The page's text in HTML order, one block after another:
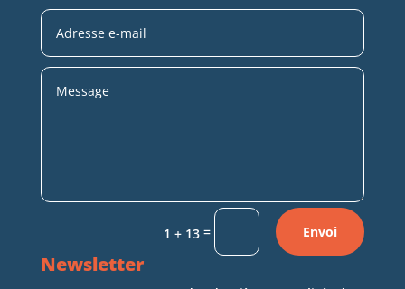
1 + 13 = Envoi
Newsletter